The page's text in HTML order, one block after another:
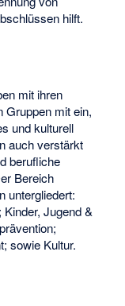
hilft.
mit ihren
Gruppen mit ein,
und kulturell
auch verstärkt
berufliche
Bereich
untergliedert:
Jugend &
sowie Kultur.